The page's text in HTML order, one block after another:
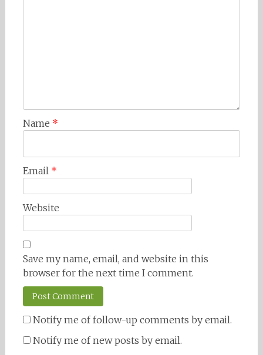
Name *
Email *
Website
Save my name, email, and website in this
browser for the next time I comment.
Notify me of follow-up comments by email.
Notify me of new posts by email.